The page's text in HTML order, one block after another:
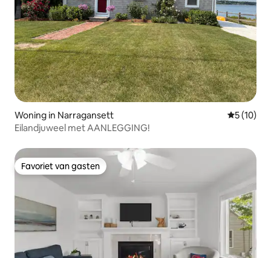
Woning in Narragansett
5 (10)
Eilandjuweel met AANLEGGING!
Favoriet van gasten
Favoriet van gasten